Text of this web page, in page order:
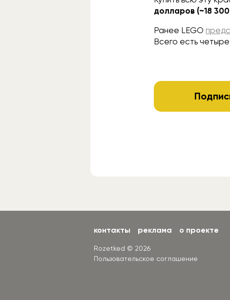
долларов (~18
Ранее LEGO
Всего есть
контакты реклама о проекте
Rozetked © 2026
Пользовательское соглашение